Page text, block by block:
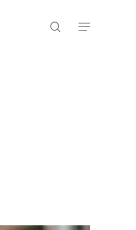
Menu
search